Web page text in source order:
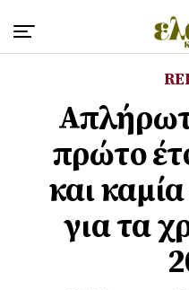
πρώτο
και
για τα